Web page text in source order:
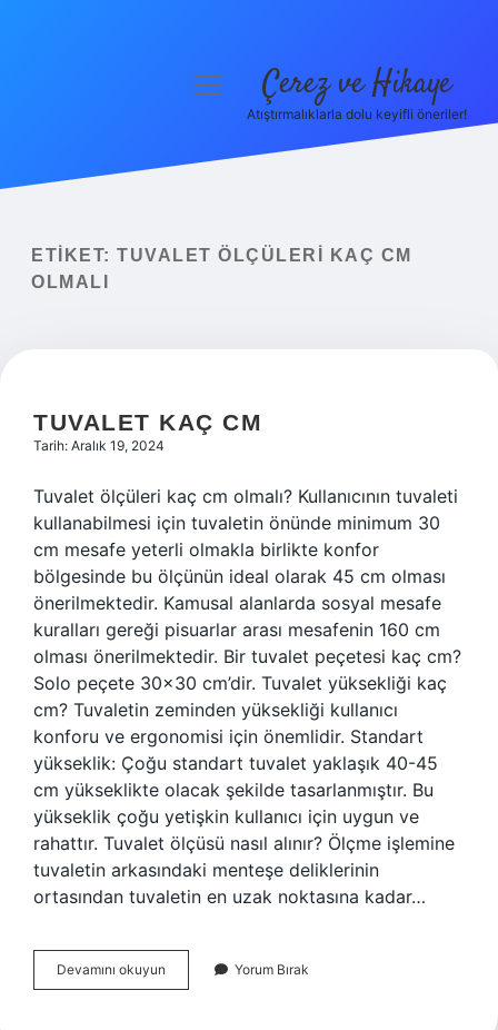
Yasal Uyarı
menüyü Çerez ve Hikaye
Atıştırmalıklarla dolu keyifli öneriler!
ETIKET: TUVALET ÖLÇÜLERI KAÇ CM
OLMALI
TUVALET KAÇ CM
Tarih: Aralık 19, 2024
Tuvalet ölçüleri kaç cm olmalı? Kullanıcının tuvaleti
kullanabilmesi için tuvaletin önünde minimum 30
cm mesafe yeterli olmakla birlikte konfor
bölgesinde bu ölçünün ideal olarak 45 cm olması
önerilmektedir. Kamusal alanlarda sosyal mesafe
kuralları gereği pisuarlar arası mesafenin 160 cm
olması önerilmektedir. Bir tuvalet peçetesi kaç cm?
Solo peçete 30×30 cm’dir. Tuvalet yüksekliği kaç
cm? Tuvaletin zeminden yüksekliği kullanıcı
konforu ve ergonomisi için önemlidir. Standart
yükseklik: Çoğu standart tuvalet yaklaşık 40-45
cm yükseklikte olacak şekilde tasarlanmıştır. Bu
yükseklik çoğu yetişkin kullanıcı için uygun ve
rahattır. Tuvalet ölçüsü nasıl alınır? Ölçme işlemine
tuvaletin arkasındaki menteşe deliklerinin
ortasından tuvaletin en uzak noktasına kadar…
Devamını okuyun
Kaç
Yorum Bırak